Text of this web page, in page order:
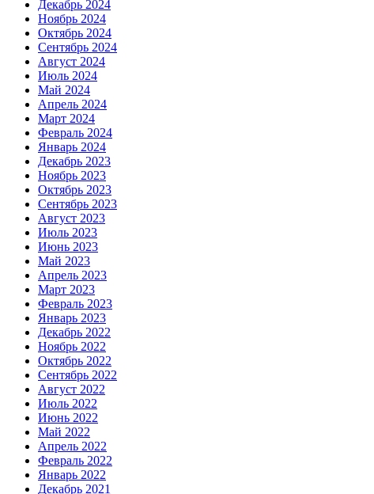
Декабрь 2024
Ноябрь 2024
Октябрь 2024
Сентябрь 2024
Август 2024
Июль 2024
Май 2024
Апрель 2024
Март 2024
Февраль 2024
Январь 2024
Декабрь 2023
Ноябрь 2023
Октябрь 2023
Сентябрь 2023
Август 2023
Июль 2023
Июнь 2023
Май 2023
Апрель 2023
Март 2023
Февраль 2023
Январь 2023
Декабрь 2022
Ноябрь 2022
Октябрь 2022
Сентябрь 2022
Август 2022
Июль 2022
Июнь 2022
Май 2022
Апрель 2022
Февраль 2022
Январь 2022
Декабрь 2021